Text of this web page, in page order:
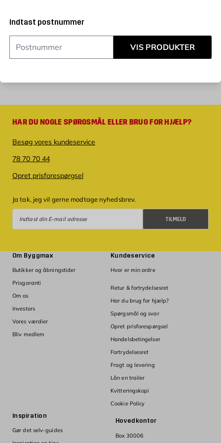
Indtast postnummer
VIS PRODUKTER
HAR DU NOGLE SPØRGSMÅL ELLER BRUG FOR HJÆLP?
Besøg vores kundeservice
78 70 70 44
Opret prisforespørgsel
Ja tak, jeg vil gerne modtage nyhedsbrev.
TILMELD
Hovedkontor
Box 30006
Om Byggmax
Butikker og åbningstider
Prisgaranti
Om os
Investors
Vores værdier
Bliv medlem
Kundeservice
Hvor er min ordre
Retur & fortrydelsesret
Har du brug for hjælp?
Spørgsmål og svar
Opret prisforespørgsel
Handelsbetingelser
Fortrydelsesret
Fragt og levering
Lån en trailer
Kvitteringskopi
Cookie Policy
Inspiration
Gør det selv-guides